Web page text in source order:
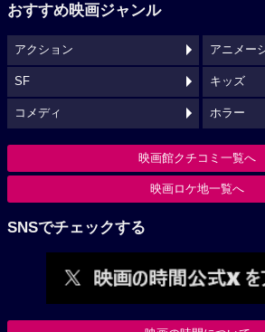
おすすめ映画ジャンル
アクション アニメー
SF キッズ
コメディ ホラー
映画館クチコミ一覧へ
映画ロケ地一覧へ
SNSでチェックする